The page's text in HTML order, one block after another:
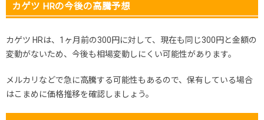
カゲツ HRの今後の高騰予想
カゲツ HRは、1ヶ月前の300円に対して、現在も同じ300円と金額の
変動がないため、今後も相場変動しにくい可能性があります。
メルカリなどで急に高騰する可能性もあるので、保有している場合
はこまめに価格推移を確認しましょう。